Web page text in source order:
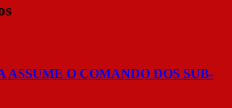
O COMANDO DOS SUB-